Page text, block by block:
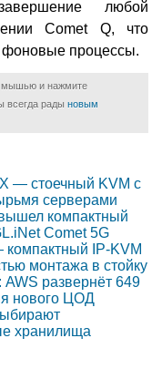
любой
Comet Q, что
фоновые процессы.
мышью и нажмите
всегда рады новым
— стоечный KVM с
серверами
компактный
Comet 5G
IP-KVM
монтажа в стойку
развернёт 649
нового ЦОД
хранилища